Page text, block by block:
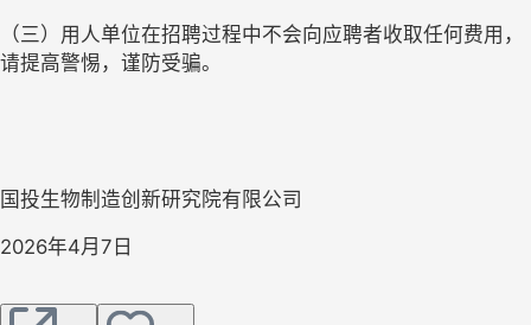
（三） 用人单位在招聘过程中不会向应聘者收取任何费用，
请提高警惕，谨防受骗。
国投生物制造创新研究院有限公司
2026年4月 7 日